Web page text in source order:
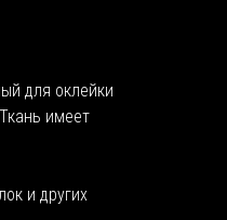
для оклейки
имеет
и других